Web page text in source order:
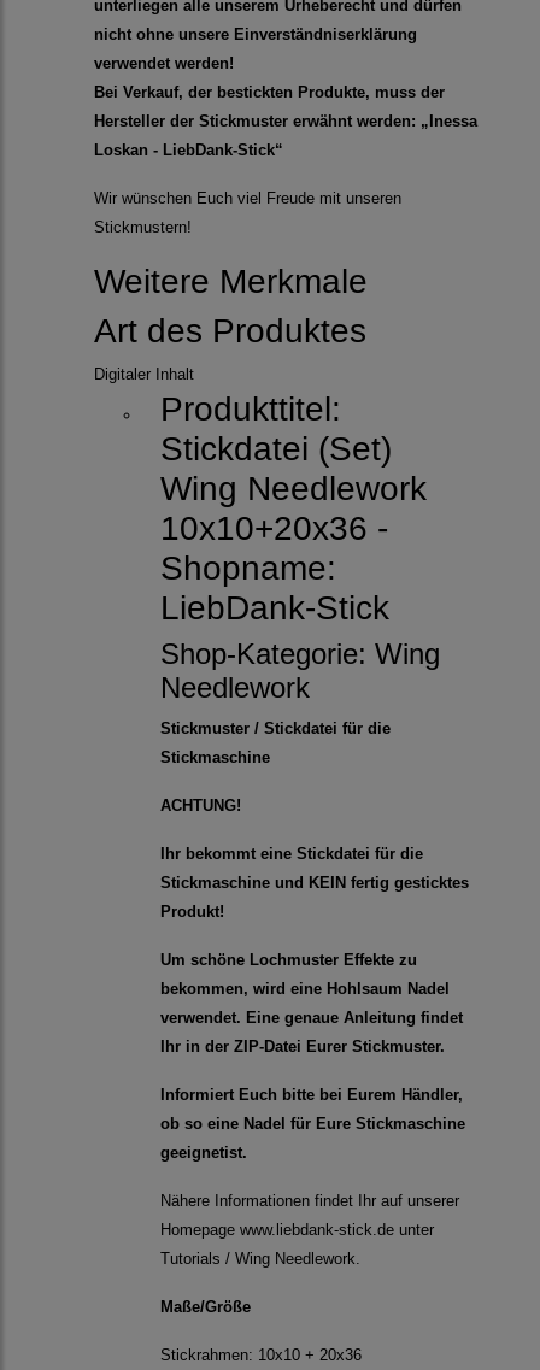
unterliegen alle unserem Urheberecht und dürfen
nicht ohne unsere Einverständniserklärung
verwendet werden!
Bei Verkauf, der bestickten Produkte, muss der
Hersteller der Stickmuster erwähnt werden: „Inessa
Loskan - LiebDank-Stick“
Wir wünschen Euch viel Freude mit unseren
Stickmustern!
Weitere Merkmale
Art des Produktes
Digitaler Inhalt
Produkttitel:
Stickdatei (Set)
Wing Needlework
10x10+20x36 -
Shopname:
LiebDank-Stick
Shop-Kategorie: Wing
Needlework
Stickmuster / Stickdatei für die
Stickmaschine
ACHTUNG!
Ihr bekommt eine Stickdatei für die
Stickmaschine und KEIN fertig gesticktes
Produkt!
Um schöne Lochmuster Effekte zu
bekommen, wird eine Hohlsaum Nadel
verwendet. Eine genaue Anleitung findet
Ihr in der ZIP-Datei Eurer Stickmuster.
Informiert Euch bitte bei Eurem Händler,
ob so eine Nadel für Eure Stickmaschine
geeignetist.
Nähere Informationen findet Ihr auf unserer
Homepage www.liebdank-stick.de unter
Tutorials / Wing Needlework.
Maße/Größe
Stickrahmen: 10x10 + 20x36